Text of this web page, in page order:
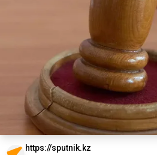
https://sputnik.kz